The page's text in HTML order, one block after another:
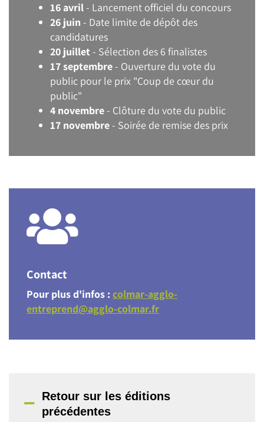
16 avril- Lancement officiel du concours
26 juin - Date limite de dépôt des
candidatures
20 juillet- Sélection des 6 finalistes
17 septembre- Ouverture du vote du
public pour le prix "Coup de cœur du
public"
4 novembre- Clôture du vote du public
17 novembre- Soirée de remise des prix
Contact
Pour plus d'infos : colmar-agglo-
entreprend@agglo-colmar.fr
Retour sur les éditions
précédentes